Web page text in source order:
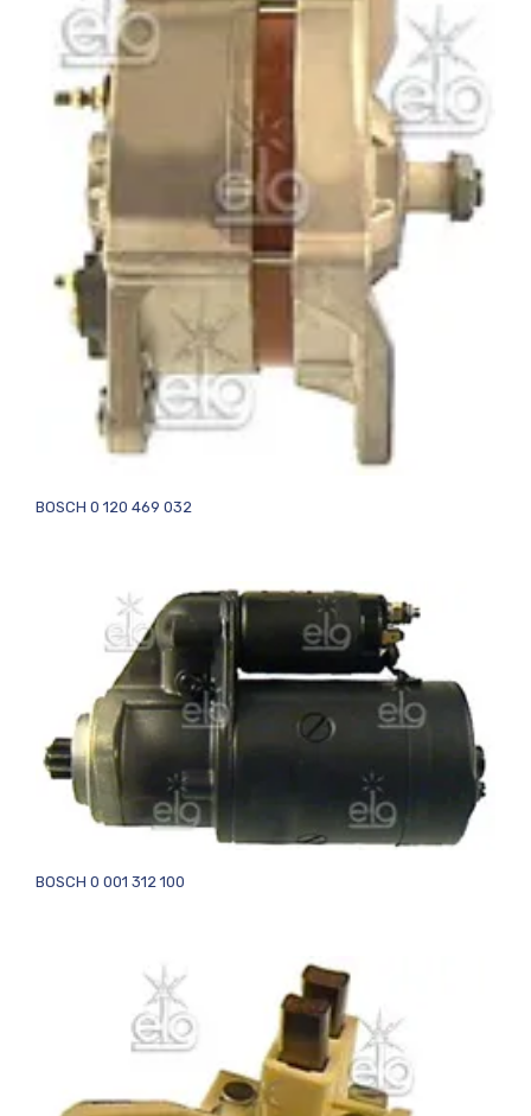
BOSCH 0 120 469 032
BOSCH 0 001 312 100